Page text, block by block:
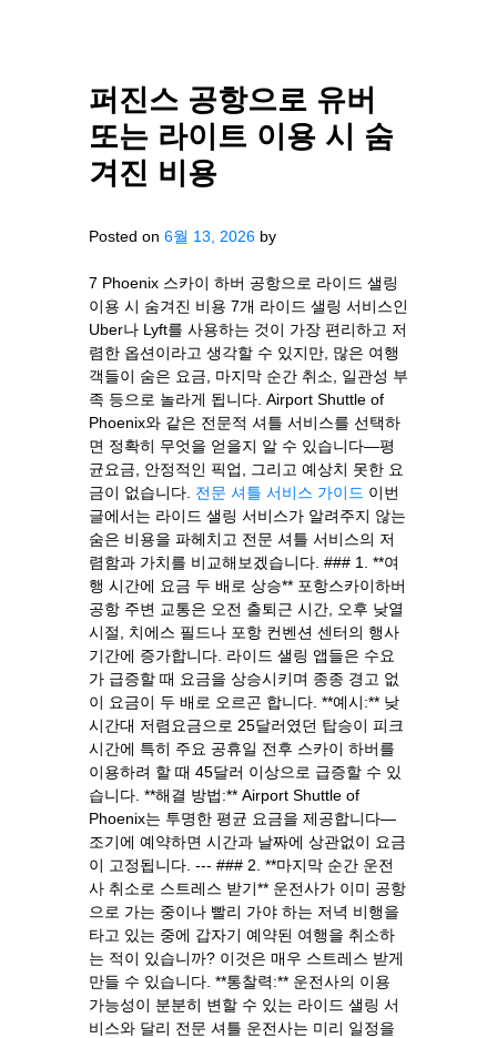
퍼진스 공항으로 유버
또는 라이트 이용 시 숨
겨진 비용
Posted on 6월 13, 2026 by
7 Phoenix 스카이 하버 공항으로 라이드 샐링
이용 시 숨겨진 비용 7개 라이드 샐링 서비스인
Uber나 Lyft를 사용하는 것이 가장 편리하고 저
렴한 옵션이라고 생각할 수 있지만, 많은 여행
객들이 숨은 요금, 마지막 순간 취소, 일관성 부
족 등으로 놀라게 됩니다. Airport Shuttle of
Phoenix와 같은 전문적 셔틀 서비스를 선택하
면 정확히 무엇을 얻을지 알 수 있습니다—평
균요금, 안정적인 픽업, 그리고 예상치 못한 요
금이 없습니다. 전문 셔틀 서비스 가이드 이번
글에서는 라이드 샐링 서비스가 알려주지 않는
숨은 비용을 파헤치고 전문 셔틀 서비스의 저
렴함과 가치를 비교해보겠습니다. ### 1. **여
행 시간에 요금 두 배로 상승** 포항스카이하버
공항 주변 교통은 오전 출퇴근 시간, 오후 낮열
시절, 치에스 필드나 포항 컨벤션 센터의 행사
기간에 증가합니다. 라이드 샐링 앱들은 수요
가 급증할 때 요금을 상승시키며 종종 경고 없
이 요금이 두 배로 오르곤 합니다. **예시:** 낮
시간대 저렴요금으로 25달러였던 탑승이 피크
시간에 특히 주요 공휴일 전후 스카이 하버를
이용하려 할 때 45달러 이상으로 급증할 수 있
습니다. **해결 방법:** Airport Shuttle of
Phoenix는 투명한 평균 요금을 제공합니다—
조기에 예약하면 시간과 날짜에 상관없이 요금
이 고정됩니다. --- ### 2. **마지막 순간 운전
사 취소로 스트레스 받기** 운전사가 이미 공항
으로 가는 중이나 빨리 가야 하는 저녁 비행을
타고 있는 중에 갑자기 예약된 여행을 취소하
는 적이 있습니까? 이것은 매우 스트레스 받게
만들 수 있습니다. **통찰력:** 운전사의 이용
가능성이 분분히 변할 수 있는 라이드 샐링 서
비스와 달리 전문 셔틀 운전사는 미리 일정을